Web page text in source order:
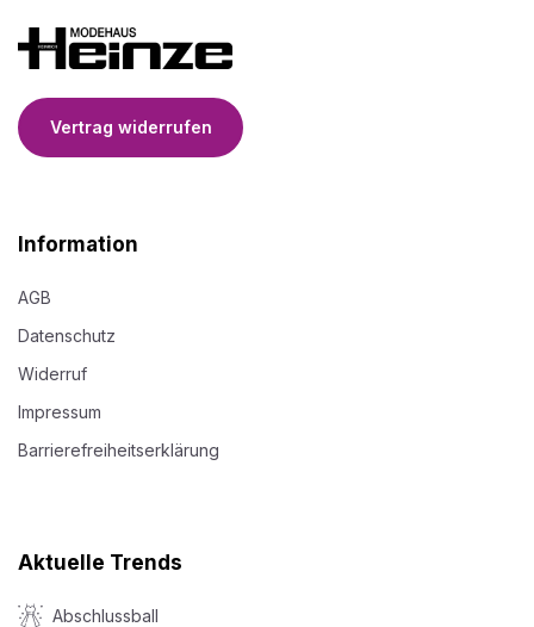
Vertrag widerrufen
Information
AGB
Datenschutz
Widerruf
Impressum
Barrierefreiheitserklärung
Aktuelle Trends
Abschlussball